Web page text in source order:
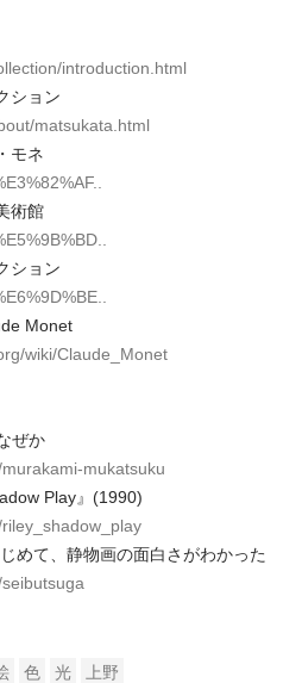
introduction.html
ション
matsukata.html
モネ
術館
ション
Monet
wiki/Claude_Monet
ぜか
mukatsuku
Play』(1990)
めて、静物画の面白さがわかった
色 光
上野